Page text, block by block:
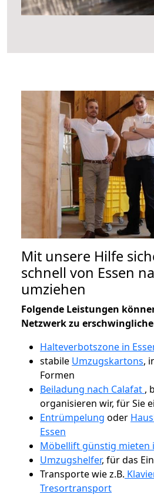
Mit unsere Hilfe
schnell von Essen
umziehen
Folgende Leistungen
Netzwerk zu
Halteverbotszone in
stabile Umzugskartons,
Formen
Beiladung nach Calafat ,
organisieren wir, für Sie
Entrümpelung oder
Essen
Möbellift günstig mieten
Umzugshelfer, für das
Transporte wie z.B.
Tresortransport